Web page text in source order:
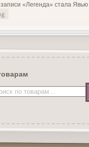
записи «Легенда» стала Явью